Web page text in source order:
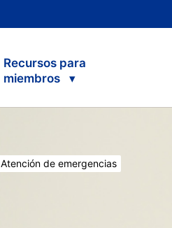
Recursos para
miembros
Current:
Atención de emergencias